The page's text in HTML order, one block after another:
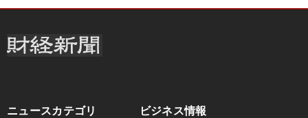
ニュースカテゴリ ビジネス情報